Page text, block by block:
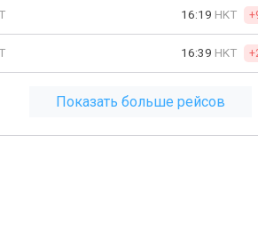
16:19 HKT
16:39 HKT
Показать больше рейсов